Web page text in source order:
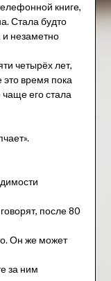
книге,
Стала будто
незаметно
четырёх лет,
это время пока
его стала
после 80
Он же может
за ним